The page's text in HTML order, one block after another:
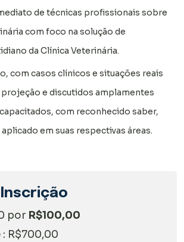
de técnicas profissionais sobre
com foco na solução de
da Clínica Veterinária.
com casos clínicos e situações reais
e discutidos amplamentes
com reconhecido saber,
em suas respectivas áreas.
por R$100,00
: R$700,00